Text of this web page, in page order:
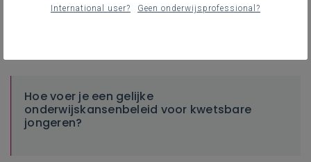
Ouderbetrokkenheid: een sleutel tot
Hoe voer je een gelijke
onderwijskansenbeleid voor kwetsbare
jongeren?
International user? Geen onderwijsprofessional?